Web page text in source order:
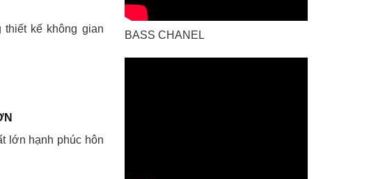
kế không gian
lớn hạnh phúc hôn
BASS CHANEL